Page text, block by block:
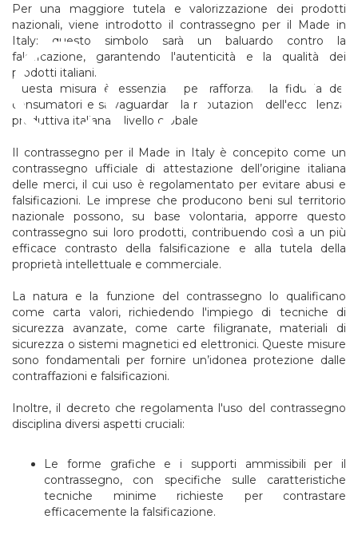
Per una maggiore tutela e valorizzazione dei prodotti
nazionali, viene introdotto il contrassegno per il Made in
Italy: questo simbolo sarà un baluardo contro la
falsificazione, garantendo l'autenticità e la qualità dei
prodotti italiani.
Questa misura è essenziale per rafforzare la fiducia dei
consumatori e salvaguardare la reputazione dell'eccellenza
produttiva italiana a livello globale.
Il contrassegno per il Made in Italy è concepito come un
contrassegno ufficiale di attestazione dell’origine italiana
delle merci, il cui uso è regolamentato per evitare abusi e
falsificazioni. Le imprese che producono beni sul territorio
nazionale possono, su base volontaria, apporre questo
contrassegno sui loro prodotti, contribuendo così a un più
efficace contrasto della falsificazione e alla tutela della
proprietà intellettuale e commerciale.
La natura e la funzione del contrassegno lo qualificano
come carta valori, richiedendo l'impiego di tecniche di
sicurezza avanzate, come carte filigranate, materiali di
sicurezza o sistemi magnetici ed elettronici. Queste misure
sono fondamentali per fornire un’idonea protezione dalle
contraffazioni e falsificazioni.
Inoltre, il decreto che regolamenta l'uso del contrassegno
disciplina diversi aspetti cruciali:
Le forme grafiche e i supporti ammissibili per il
contrassegno, con specifiche sulle caratteristiche
tecniche minime richieste per contrastare
efficacemente la falsificazione.